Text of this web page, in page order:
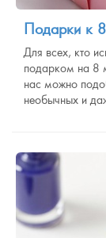
Подарки к
Для всех, кто
подарком на 8
нас можно
необычных и